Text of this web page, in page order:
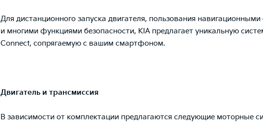
Для дистанционного запуска двигателя, пользования
и многими функциями безопасности, KIA предлагает уникальную
Connect, сопрягаемую с вашим смартфоном.
Двигатель и трансмиссия
В зависимости от комплектации предлагаются следующие моторные